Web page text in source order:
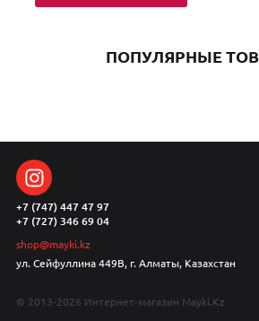
ПОПУЛЯРНЫЕ
+7 (747) 447 47 97
+7 (727) 346 69 04
shop@mayki.kz
ул. Сейфуллина 449В, г. Алматы, Казахстан
© 2013-2026 Интернет-магазин Mayki.Kz